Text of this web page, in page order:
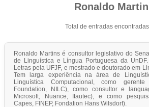
Ronaldo
Total de entradas
Ronaldo Martins é consultor legislativo do
de Linguística e Língua Portuguesa da
Letras pela UFJF, e mestrado e doutorado em
Tem larga experiência na área de
Linguística Computacional, como
Foundation, NILC), como consultor e
Microsoft, Nuance, Itautec), e como
Capes, FINEP, Fondation Hans Wilsdorf).